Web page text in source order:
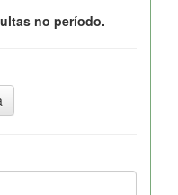
no período.